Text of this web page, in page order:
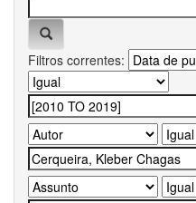
Filtros correntes: